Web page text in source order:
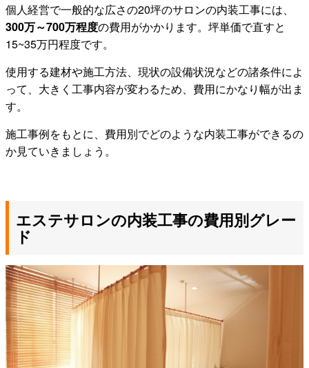
個人経営で一般的な広さの20坪のサロンの内装工事には、
300万～700万程度の費用がかかります。坪単価で直すと
15~35万円程度です。
使用する建材や施工方法、現状の設備状況などの諸条件によ
って、大きく工事内容が変わるため、費用にかなり幅が出ま
す。
施工事例をもとに、費用別でどのような内装工事ができるの
か見ていきましょう。
エステサロンの内装工事の費用別グレー
ド